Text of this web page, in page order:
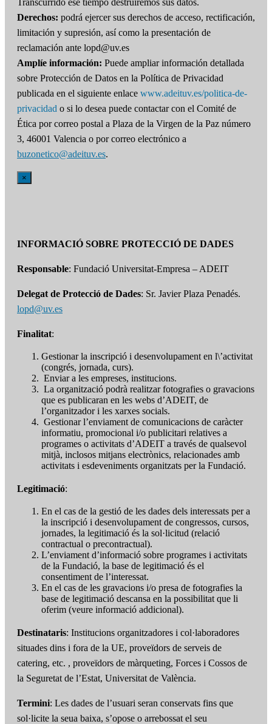
Transcurrido ese tiempo destruiremos sus datos.
Derechos: podrá ejercer sus derechos de acceso, rectificación,
limitación y supresión, así como la presentación de
reclamación ante lopd@uv.es
Amplíe información: Puede ampliar información detallada
sobre Protección de Datos en la Política de Privacidad
publicada en el siguiente enlace www.adeituv.es/politica-de-
privacidad o si lo desea puede contactar con el Comité de
Ética por correo postal a Plaza de la Virgen de la Paz número
3, 46001 Valencia o por correo electrónico a
buzonetico@adeituv.es.
×
INFORMACIÓ SOBRE PROTECCIÓ DE DADES
Responsable: Fundació Universitat-Empresa – ADEIT
Delegat de Protecció de Dades: Sr. Javier Plaza Penadés.
lopd@uv.es
Finalitat:
Gestionar la inscripció i desenvolupament en l\’activitat
(congrés, jornada, curs).
Enviar a les empreses, institucions.
La organització podrà realitzar fotografies o gravacions
que es publicaran en les webs d’ADEIT, de
l’organitzador i les xarxes socials.
Gestionar l’enviament de comunicacions de caràcter
informatiu, promocional i/o publicitari relatives a
programes o activitats d’ADEIT a través de qualsevol
mitjà, inclosos mitjans electrònics, relacionades amb
activitats i esdeveniments organitzats per la Fundació.
Legitimació:
En el cas de la gestió de les dades dels interessats per a
la inscripció i desenvolupament de congressos, cursos,
jornades, la legitimació és la sol·licitud (relació
contractual o precontractual).
L’enviament d’informació sobre programes i activitats
de la Fundació, la base de legitimació és el
consentiment de l’interessat.
En el cas de les gravacions i/o presa de fotografies la
base de legitimació descansa en la possibilitat que li
oferim (veure informació addicional).
Destinataris: Institucions organitzadores i col·laboradores
situades dins i fora de la UE, proveïdors de serveis de
catering, etc. , proveïdors de màrqueting, Forces i Cossos de
la Seguretat de l’Estat, Universitat de València.
Termini: Les dades de l’usuari seran conservats fins que
sol·licite la seua baixa, s’opose o arrebossat el seu